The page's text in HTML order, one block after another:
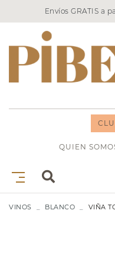
Envíos GRATIS a
QUIEN
VINOS BLANCO VIÑA